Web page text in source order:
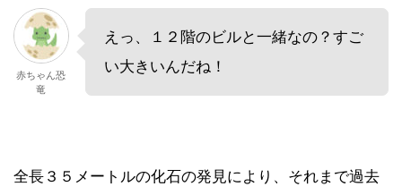
赤ちゃん恐
竜
えっ、１２階のビルと一緒なの？すご
い大きいんだね！
全長３５メートルの化石の発見により、それまで過去